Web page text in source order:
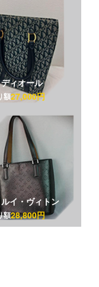
ィオール
額27,000円
イ・ヴィトン
額28,800円